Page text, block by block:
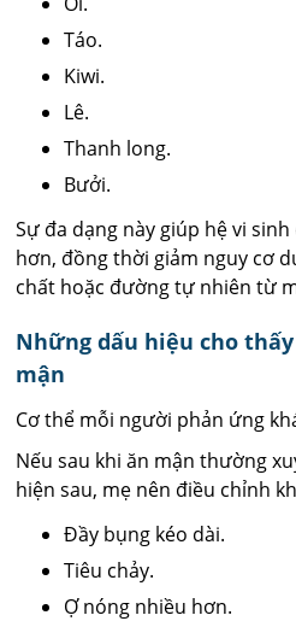
Táo.
Kiwi.
Lê.
Thanh long.
Bưởi.
Sự đa dạng này giúp hệ vi
hơn, đồng thời giảm nguy cơ
chất hoặc đường tự nhiên từ
Những dấu hiệu cho
mận
Cơ thể mỗi người phản ứng
Nếu sau khi ăn mận thường
hiện sau, mẹ nên điều chỉnh
Đầy bụng kéo dài.
Tiêu chảy.
Ợ nóng nhiều hơn.